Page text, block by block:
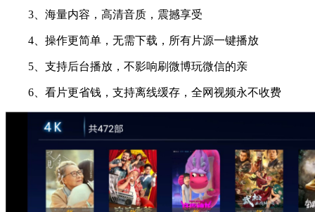
3、海量内容，高清音质，震撼享受
4、操作更简单，无需下载，所有片源一键播放
5、支持后台播放，不影响刷微博玩微信的亲
6、看片更省钱，支持离线缓存，全网视频永不收费